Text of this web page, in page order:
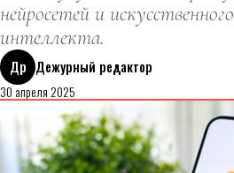
нейросетей и искусственного
интеллекта.
Др Дежурный редактор
30 апреля 2025